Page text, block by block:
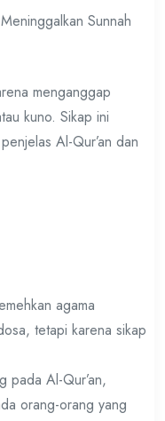
Sunnah
menganggap
kuno. Sikap ini
Al-Qur’an dan
agama
tetapi karena sikap
pada Al-Qur’an,
orang-orang yang